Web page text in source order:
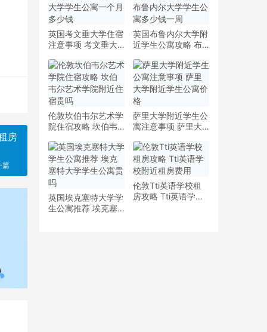
房
篇
英国考文垂大学住宿
注意事项 考文垂大
少钱
英国布鲁内尔大学附
近学生公寓攻略 布
多少钱一周
伦敦坎伯韦尔艺术学
院住宿攻略 坎伯韦
贵吗
萨里大学附近学生公
寓注意事项 萨里大
英国埃克塞特大学学
生公寓推荐 埃克塞
伦敦Tti英语学校租
房攻略 Tti英语学校